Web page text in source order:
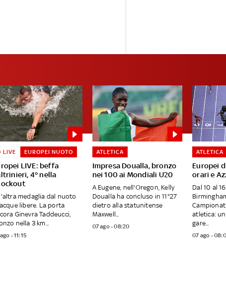
LIVE: beffa
4° nella
LIVE EUROPEI NUOTO
medaglia dal nuoto
libere. La porta
Ginevra Taddeucci,
nella 3 km...
- 11:15
Impresa Doualla, bronzo
nei 100 ai Mondiali U20
ATLETICA
A Eugene, nell'Oregon, Kelly
Doualla ha concluso in 11"27
dietro alla statunitense
Maxwell...
07 ago - 08:20
Europei
orari e
ATLETICA
Dal 10 al
atletica:
gare...
07 ago -